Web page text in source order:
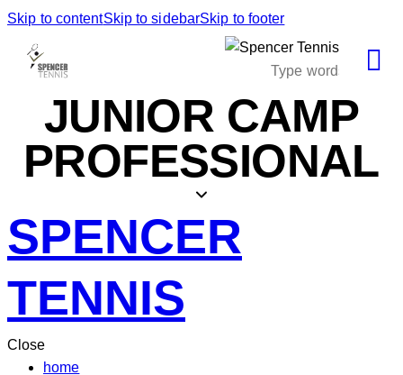
Skip to contentSkip to sidebarSkip to footer
JUNIOR CAMP
PROFESSIONAL
SPENCER
TENNIS
Close
home